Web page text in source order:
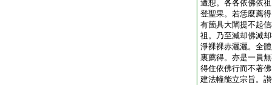
遭想。各各依佛依
登聖果。若恁麼薦
有箇具大闡提不起
祖。乃至滅却佛滅
淨裸裸赤灑灑。全
裏薦得。亦是一員
得住依佛行而不著
建法幢能立宗旨。